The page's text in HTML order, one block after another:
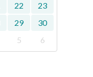
22
23
29
30
5 6